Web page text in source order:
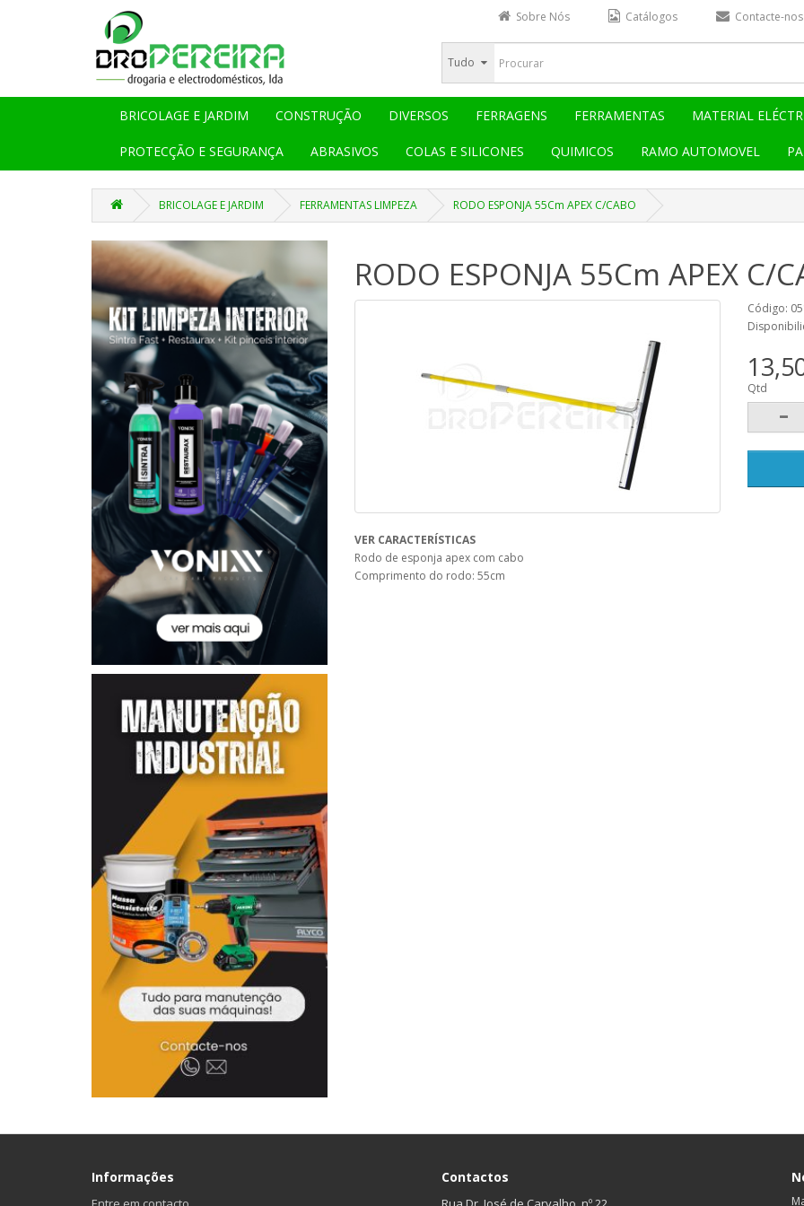
Sobre Nós Catálogos Contacte-nos
Tudo
BRICOLAGE E JARDIM CONSTRUÇÃO DIVERSOS FERRAGENS FERRAMENTAS MATERIAL
PROTECÇÃO E SEGURANÇA ABRASIVOS COLAS E SILICONES QUIMICOS RAMO AUTOMOVEL
BRICOLAGE E JARDIM FERRAMENTAS LIMPEZA RODO ESPONJA 55Cm APEX C/CABO
RODO ESPONJA 55Cm APEX C/
VER CARACTERÍSTICAS
Rodo de esponja apex com cabo
Comprimento do rodo: 55cm
Código:
Qtd
Informações Contactos